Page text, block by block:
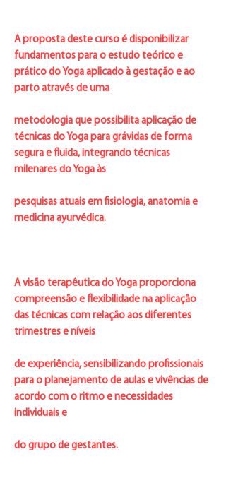
A proposta deste curso é disponibilizar
fundamentos para o estudo teórico e
prático do Yoga aplicado à gestação e ao
parto através de uma
metodologia que possibilita aplicação de
técnicas do Yoga para grávidas de forma
segura e fluida, integrando técnicas
milenares do Yoga às
pesquisas atuais em fisiologia, anatomia e
medicina ayurvédica.
A visão terapêutica do Yoga proporciona
compreensão e flexibilidade na aplicação
das técnicas com relação aos diferentes
trimestres e níveis
de experiência, sensibilizando profissionais
para o planejamento de aulas e vivências de
acordo com o ritmo e necessidades
individuais e
do grupo de gestantes.